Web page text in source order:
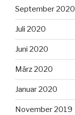
September 2020
Juli 2020
Juni 2020
März 2020
Januar 2020
November 2019